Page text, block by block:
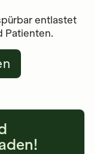
entlastet
Patienten.